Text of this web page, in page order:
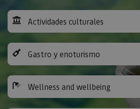
Actividades culturales
Gastro y enoturismo
Wellness and wellbeing